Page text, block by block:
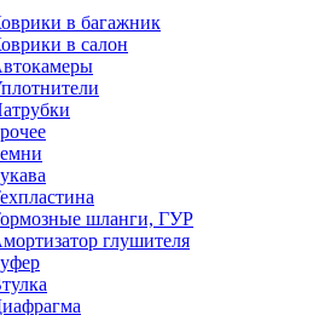
в багажник
в салон
шланги, ГУР
глушителя